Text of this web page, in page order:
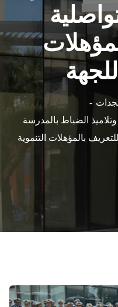
الضباط بالمدرسة
بالمؤهلات التنموية